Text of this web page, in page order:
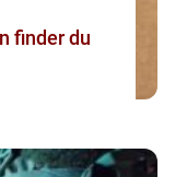
finder du